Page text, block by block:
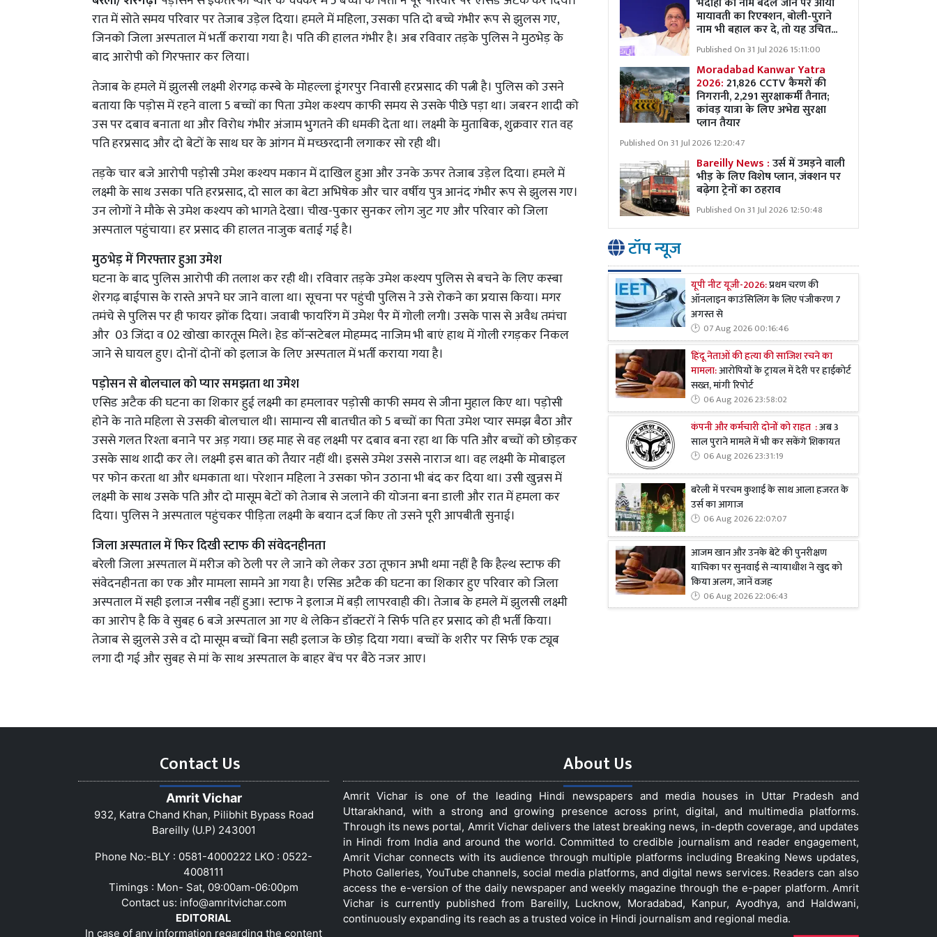
रात में सोते समय परिवार पर तेजाब उड़ेल दिया। हमले में महिला, उसका पति दो बच्चे गंभीर रूप से झुलस गए,
जिनको जिला अस्पताल में भर्ती कराया गया है। पति की हालत गंभीर है। अब रविवार तड़के पुलिस ने मुठभेड़ के
बाद आरोपी को गिरफ्तार कर लिया।
तेजाब के हमले में झुलसी लक्ष्मी शेरगढ़ कस्बे के मोहल्ला डूंगरपुर निवासी हरप्रसाद की पत्नी है। पुलिस को उसने
बताया कि पड़ोस में रहने वाला 5 बच्चों का पिता उमेश कश्यप काफी समय से उसके पीछे पड़ा था। जबरन शादी को
उस पर दबाव बनाता था और विरोध गंभीर अंजाम भुगतने की धमकी देता था। लक्ष्मी के मुताबिक, शुक्रवार रात वह
पति हरप्रसाद और दो बेटों के साथ घर के आंगन में मच्छरदानी लगाकर सो रही थी।
तड़के चार बजे आरोपी पड़ोसी उमेश कश्यप मकान में दाखिल हुआ और उनके ऊपर तेजाब उड़ेल दिया। हमले में
लक्ष्मी के साथ उसका पति हरप्रसाद, दो साल का बेटा अभिषेक और चार वर्षीय पुत्र आनंद गंभीर रूप से झुलस गए।
उन लोगों ने मौके से उमेश कश्यप को भागते देखा। चीख-पुकार सुनकर लोग जुट गए और परिवार को जिला
अस्पताल पहुंचाया। हर प्रसाद की हालत नाजुक बताई गई है।
मुठभेड़ में गिरफ्तार हुआ उमेश
घटना के बाद पुलिस आरोपी की तलाश कर रही थी। रविवार तड़के उमेश कश्यप पुलिस से बचने के लिए कस्बा
शेरगढ़ बाईपास के रास्ते अपने घर जाने वाला था। सूचना पर पहुंची पुलिस ने उसे रोकने का प्रयास किया। मगर
तमंचे से पुलिस पर ही फायर झोंक दिया। जवाबी फायरिंग में उमेश पैर में गोली लगी। उसके पास से अवैध तमंचा
और 03 जिंदा व 02 खोखा कारतूस मिले। हेड कॉन्सटेबल मोहम्मद नाजिम भी बाएं हाथ में गोली रगड़कर निकल
जाने से घायल हुए। दोनों दोनों को इलाज के लिए अस्पताल में भर्ती कराया गया है।
पड़ोसन से बोलचाल को प्यार समझता था उमेश
एसिड अटैक की घटना का शिकार हुई लक्ष्मी का हमलावर पड़ोसी काफी समय से जीना मुहाल किए था। पड़ोसी
होने के नाते महिला से उसकी बोलचाल थी। सामान्य सी बातचीत को 5 बच्चों का पिता उमेश प्यार समझ बैठा और
उससे गलत रिश्ता बनाने पर अड़ गया। छह माह से वह लक्ष्मी पर दबाव बना रहा था कि पति और बच्चों को छोड़कर
उसके साथ शादी कर ले। लक्ष्मी इस बात को तैयार नहीं थी। इससे उमेश उससे नाराज था। वह लक्ष्मी के मोबाइल
पर फोन करता था और धमकाता था। परेशान महिला ने उसका फोन उठाना भी बंद कर दिया था। उसी खुन्नस में
लक्ष्मी के साथ उसके पति और दो मासूम बेटों को तेजाब से जलाने की योजना बना डाली और रात में हमला कर
दिया। पुलिस ने अस्पताल पहुंचकर पीड़िता लक्ष्मी के बयान दर्ज किए तो उसने पूरी आपबीती सुनाई।
जिला अस्पताल में फिर दिखी स्टाफ की संवेदनहीनता
बरेली जिला अस्पताल में मरीज को ठेली पर ले जाने को लेकर उठा तूफान अभी थमा नहीं है कि हैल्थ स्टाफ की
संवेदनहीनता का एक और मामला सामने आ गया है। एसिड अटैक की घटना का शिकार हुए परिवार को जिला
अस्पताल में सही इलाज नसीब नहीं हुआ। स्टाफ ने इलाज में बड़ी लापरवाही की। तेजाब के हमले में झुलसी लक्ष्मी
का आरोप है कि वे सुबह 6 बजे अस्पताल आ गए थे लेकिन डॉक्टरों ने सिर्फ पति हर प्रसाद को ही भर्ती किया।
तेजाब से झुलसे उसे व दो मासूम बच्चों बिना सही इलाज के छोड़ दिया गया। बच्चों के शरीर पर सिर्फ एक ट्यूब
लगा दी गई और सुबह से मां के साथ अस्पताल के बाहर बेंच पर बैठे नजर आए।
मायावती का रिएक्शन, बोली-पुराने
नाम भी बहाल कर दे, तो यह उचित...
Published On 31 Jul 2026 15:11:00
Moradabad Kanwar Yatra
2026:21,826 CCTV कैमरों की
निगरानी, 2,291 सुरक्षाकर्मी तैनात;
कांवड़ यात्रा के लिए अभेद्य सुरक्षा
प्लान तैयार
Published On 31 Jul 2026 12:20:47
Bareilly News :उर्स में उमड़ने वाली
भीड़ के लिए विशेष प्लान, जंक्शन पर
बढ़ेगा ट्रेनों का ठहराव
Published On 31 Jul 2026 12:50:48
टॉप न्यूज
यूपी नीट यूजी-2026:प्रथम चरण की
ऑनलाइन काउंसिलिंग के लिए पंजीकरण 7
अगस्त से
07 Aug 2026 00:16:46
हिंदू नेताओं की हत्या की साजिश रचने का
मामला:आरोपियों के ट्रायल में देरी पर हाईकोर्ट
सख्त, मांगी रिपोर्ट
06 Aug 2026 23:58:02
कंपनी और कर्मचारी दोनों को राहत :अब 3
साल पुराने मामले में भी कर सकेंगे शिकायत
06 Aug 2026 23:31:19
बरेली में परचम कुशाई के साथ आला हजरत के
उर्स का आगाज
06 Aug 2026 22:07:07
आजम खान और उनके बेटे की पुनरीक्षण
याचिका पर सुनवाई से न्यायाधीश ने खुद को
किया अलग, जानें वजह
06 Aug 2026 22:06:43
Contact Us
Amrit Vichar
932, Katra Chand Khan, Pilibhit Bypass Road
Bareilly (U.P) 243001
Phone No:-BLY : 0581-4000222 LKO : 0522-
4008111
Timings : Mon- Sat, 09:00am-06:00pm
Contact us: info@amritvichar.com
EDITORIAL
In case of any information regarding the content
About Us
Amrit Vichar is one of the leading Hindi newspapers and media houses in Uttar Pradesh and
Uttarakhand, with a strong and growing presence across print, digital, and multimedia platforms.
Through its news portal, Amrit Vichar delivers the latest breaking news, in-depth coverage, and updates
in Hindi from India and around the world. Committed to credible journalism and reader engagement,
Amrit Vichar connects with its audience through multiple platforms including Breaking News updates,
Photo Galleries, YouTube channels, social media platforms, and digital news services. Readers can also
access the e-version of the daily newspaper and weekly magazine through the e-paper platform. Amrit
Vichar is currently published from Bareilly, Lucknow, Moradabad, Kanpur, Ayodhya, and Haldwani,
continuously expanding its reach as a trusted voice in Hindi journalism and regional media.